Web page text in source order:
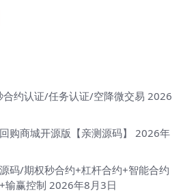
约认证/任务认证/空降微交易 2026
购商城开源版【亲测源码】
2026年
码/期权秒合约+杠杆合约+智能合约
输赢控制 2026年8月3日